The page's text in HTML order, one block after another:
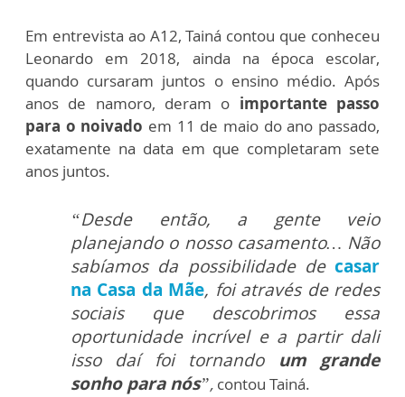
Em entrevista ao A12, Tainá contou que conheceu
Leonardo em 2018, ainda na época escolar,
quando cursaram juntos o ensino médio. Após
anos de namoro, deram o importante passo
para o noivado em 11 de maio do ano passado,
exatamente na data em que completaram sete
anos juntos.
“Desde então, a gente veio
planejando o nosso casamento… Não
sabíamos da possibilidade de casar
na Casa da Mãe, foi através de redes
sociais que descobrimos essa
oportunidade incrível e a partir dali
isso daí foi tornando um grande
sonho para nós”, contou Tainá.